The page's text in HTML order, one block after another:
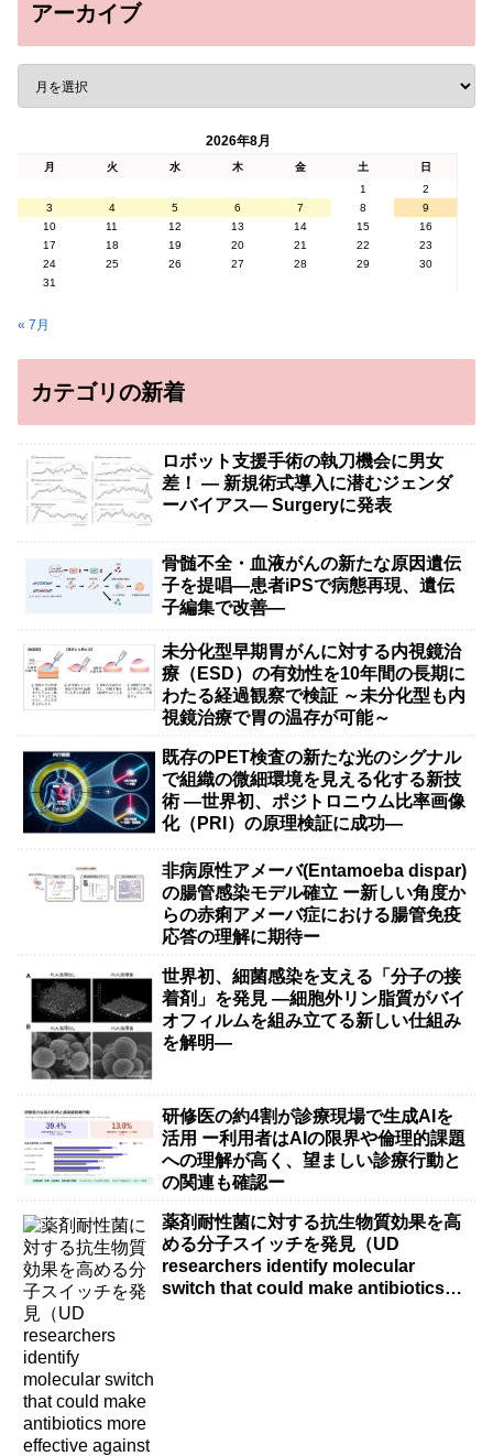
アーカイブ
2026年8月
月 火 水 木 金 土
日
1
2
3
4 5 6 7 8
9
10
11 12 13 14 15
16
17
18 19 20 21 22
23
24
25 26 27 28 29
30
31
« 7月
カテゴリの新着
ロボット支援手術の執刀機会に男女
差！ — 新規術式導入に潜むジェンダ
ーバイアス— Surgeryに発表
骨髄不全・血液がんの新たな原因遺伝
子を提唱―患者iPSで病態再現、遺伝
子編集で改善―
未分化型早期胃がんに対する内視鏡治
療（ESD）の有効性を10年間の長期に
わたる経過観察で検証 ～未分化型も内
視鏡治療で胃の温存が可能～
既存のPET検査の新たな光のシグナル
で組織の微細環境を見える化する新技
術 ―世界初、ポジトロニウム比率画像
化（PRI）の原理検証に成功―
非病原性アメーバ(Entamoeba dispar)
の腸管感染モデル確立 ー新しい角度か
らの赤痢アメーバ症における腸管免疫
応答の理解に期待ー
世界初、細菌感染を支える「分子の接
着剤」を発見 ―細胞外リン脂質がバイ
オフィルムを組み立てる新しい仕組み
を解明―
研修医の約4割が診療現場で生成AIを
活用 ー利用者はAIの限界や倫理的課題
への理解が高く、望ましい診療行動と
の関連も確認ー
薬剤耐性菌に対する抗生物質効果を高
める分子スイッチを発見（UD
researchers identify molecular
switch that could make antibiotics